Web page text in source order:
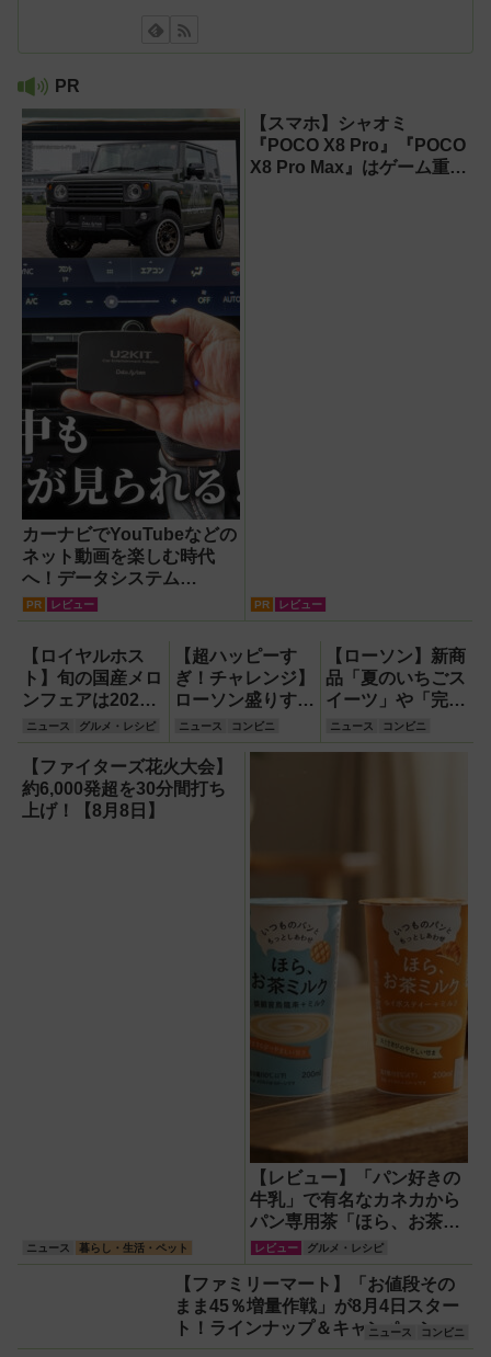
PR
カーナビでYouTubeなどの
ネット動画を楽しむ時代
へ！データシステム
『U2KIT』がドライブを変
PR レビュー
【スマホ】シャオミ
『POCO X8 Pro』『POCO
X8 Pro Max』はゲーム重視
PR レビュー
【ロイヤルホス
ト】旬の国産メロ
ンフェアは2026
年初夏限定！熊
本・茨城の2品種
を「産地リレー」
で楽しむ全5品
【ファミレス】
ニュース グルメ・レシピ
【超ハッピーす
ぎ！チャレンジ】
ローソン盛りすぎ
増量企画拡大、6
月2日開始！4週
にわたり全50品
登場
ニュース コンビニ
【ローソン】新商
品「夏のいちごス
イーツ」や「完熟
生パインスティッ
ク無料券」他「ハ
ニュース コンビニ
【ファイターズ花火大会】
約6,000発超を30分間打ち
上げ！【8月8日】
ニュース 暮らし・生活・ペット
【レビュー】「パン好きの
牛乳」で有名なカネカから
パン専用茶「ほら、お茶ミ
ルク」新登場！
レビュー グルメ・レシピ
【ファミリーマート】「お値段その
まま45％増量作戦」が8月4日スター
ト！ラインナップ＆キャンペーンま
とめ
ニュース コンビニ